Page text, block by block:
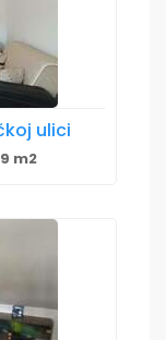
ulici
m2